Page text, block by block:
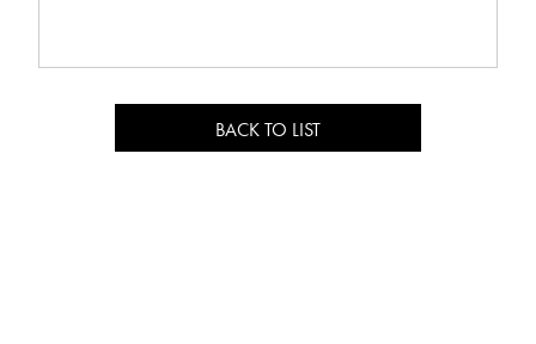
t
s
b
o
k
s
a
r
BACK TO LIST